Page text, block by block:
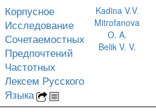
Корпусное
Исследование
Сочетаемостных
Предпочтений
Частотных
Лексем Русского
Языка
Kadina V.V.
Mitrofanova
O. A.
Belik V. V.